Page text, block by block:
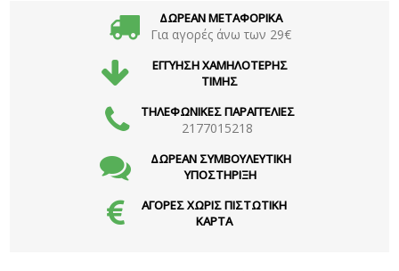
ΔΩΡΕΑΝ ΜΕΤΑΦΟΡΙΚΑ
Για αγορές άνω των 29€
ΕΓΓΥΗΣΗ ΧΑΜΗΛΟΤΕΡΗΣ
ΤΙΜΗΣ
ΤΗΛΕΦΩΝΙΚΕΣ ΠΑΡΑΓΓΕΛΙΕΣ
2177015218
ΔΩΡΕΑΝ ΣΥΜΒΟΥΛΕΥΤΙΚΗ
ΥΠΟΣΤΗΡΙΞΗ
ΑΓΟΡΕΣ ΧΩΡΙΣ ΠΙΣΤΩΤΙΚΗ
ΚΑΡΤΑ